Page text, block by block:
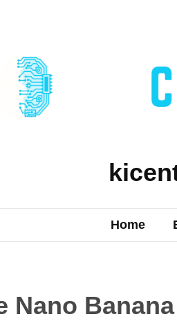
Home
Nano Banana